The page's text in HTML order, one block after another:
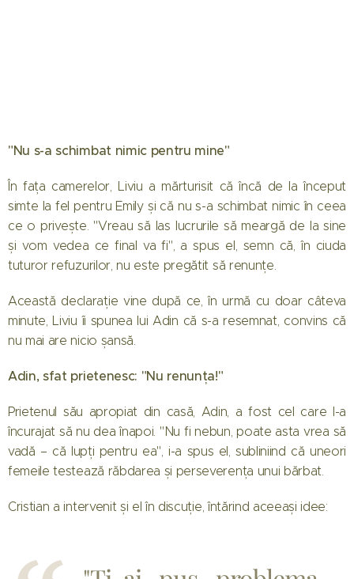
"Nu s-a schimbat nimic pentru mine"
În fața camerelor, Liviu a mărturisit că încă de la început
simte la fel pentru Emily și că nu s-a schimbat nimic în ceea
ce o privește. "Vreau să las lucrurile să meargă de la sine
și vom vedea ce final va fi", a spus el, semn că, în ciuda
tuturor refuzurilor, nu este pregătit să renunțe.
Această declarație vine după ce, în urmă cu doar câteva
minute, Liviu îi spunea lui Adin că s-a resemnat, convins că
nu mai are nicio șansă.
Adin, sfat prietenesc: "Nu renunța!"
Prietenul său apropiat din casă, Adin, a fost cel care l-a
încurajat să nu dea înapoi. "Nu fi nebun, poate asta vrea să
vadă – că lupți pentru ea", i-a spus el, subliniind că uneori
femeile testează răbdarea și perseverența unui bărbat.
Cristian a intervenit și el în discuție, întărind aceeași idee: